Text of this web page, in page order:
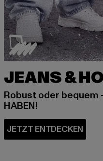
JEANS &
Robust oder bequem
HABEN!